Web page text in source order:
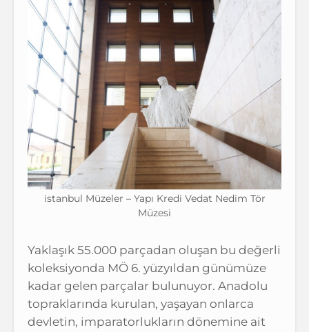
istanbul Müzeler – Yapı Kredi Vedat Nedim Tör
Müzesi
Yaklaşık 55.000 parçadan oluşan bu değerli
koleksiyonda MÖ 6. yüzyıldan günümüze
kadar gelen parçalar bulunuyor. Anadolu
topraklarında kurulan, yaşayan onlarca
devletin, imparatorlukların dönemine ait